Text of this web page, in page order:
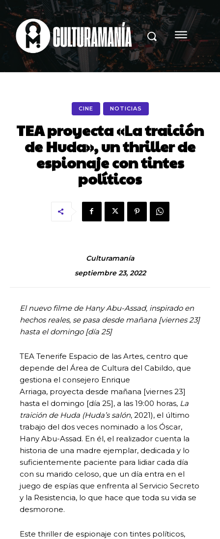
CINE NOTICIAS
TEA proyecta «La traición
de Huda», un thriller de
espionaje con tintes
políticos
Culturamanía
septiembre 23, 2022
El nuevo filme de Hany Abu-Assad, inspirado en
hechos reales, se pasa desde mañana [viernes 23]
hasta el domingo [día 25]
TEA Tenerife Espacio de las Artes, centro que
depende del Área de Cultura del Cabildo, que
gestiona el consejero Enrique
Arriaga, proyecta desde mañana [viernes 23]
hasta el domingo [día 25], a las 19:00 horas, La
traición de Huda (Huda’s salón, 2021), el último
trabajo del dos veces nominado a los Óscar,
Hany Abu-Assad. En él, el realizador cuenta la
historia de una madre ejemplar, dedicada y lo
suficientemente paciente para lidiar cada día
con su marido celoso, que un día entra en el
juego de espías que enfrenta al Servicio Secreto
y la Resistencia, lo que hace que toda su vida se
desmorone.
Este thriller de espionaje con tintes políticos,